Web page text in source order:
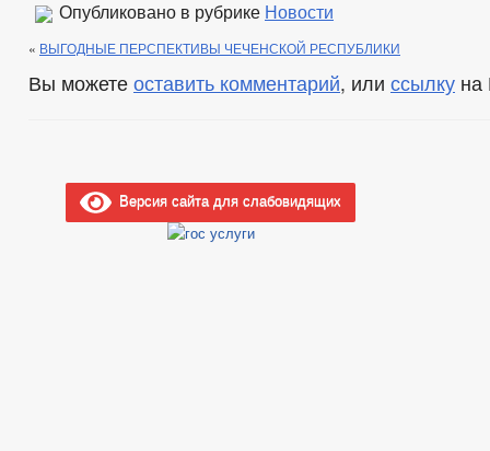
Опубликовано в рубрике Новости
« ВЫГОДНЫЕ ПЕРСПЕКТИВЫ ЧЕЧЕНСКОЙ РЕСПУБЛИКИ
Вы можете оставить комментарий, или ссылку на
Версия сайта для слабовидящих